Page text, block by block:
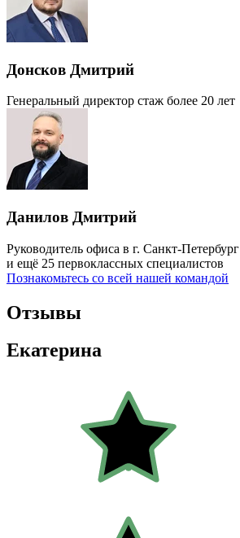
Донсков Дмитрий
Генеральный директор стаж более 20 лет
Данилов Дмитрий
Руководитель офиса в г. Санкт-Петербург
и ещё 25 первоклассных специалистов
Познакомьтесь со всей нашей командой
Отзывы
Екатерина